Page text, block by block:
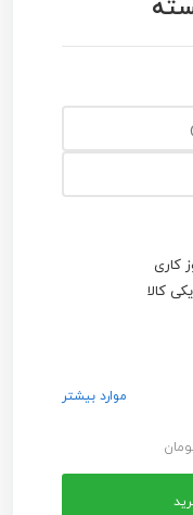
کالا
موارد بیشتر